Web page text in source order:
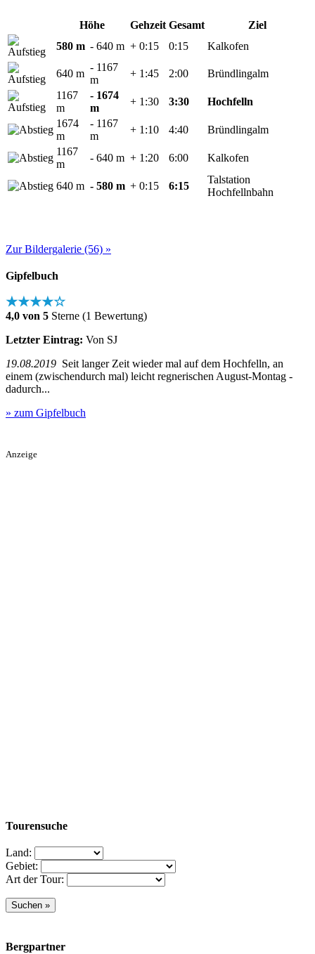
Höhe Gehzeit Gesamt
Ziel
580 m - 640 m + 0:15 0:15 Kalkofen
640 m
- 1167
m
+ 1:45 2:00
Bründlingalm
1167
m
- 1674
m
+ 1:30 3:30
Hochfelln
1674
m
- 1167
m
+ 1:10 4:40
Bründlingalm
1167
m
- 640 m + 1:20 6:00 Kalkofen
640 m - 580 m + 0:15 6:15
Talstation
Hochfellnbahn
Zur Bildergalerie (56) »
Gipfelbuch
★★★★☆
4,0 von 5 Sterne (1 Bewertung)
Letzter Eintrag: Von SJ
19.08.2019 Seit langer Zeit wieder mal auf dem Hochfelln, an
einem (zwischendurch mal) leicht regnerischen August-Montag -
dadurch...
» zum Gipfelbuch
Anzeige
Tourensuche
Land:
Gebiet:
Art der Tour:
Bergpartner